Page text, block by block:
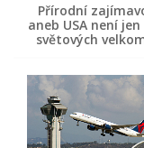
Přírodní
aneb USA není
světových